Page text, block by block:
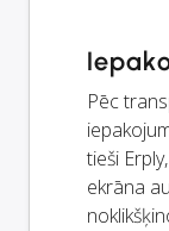
Pēc
tieši
ekrāna